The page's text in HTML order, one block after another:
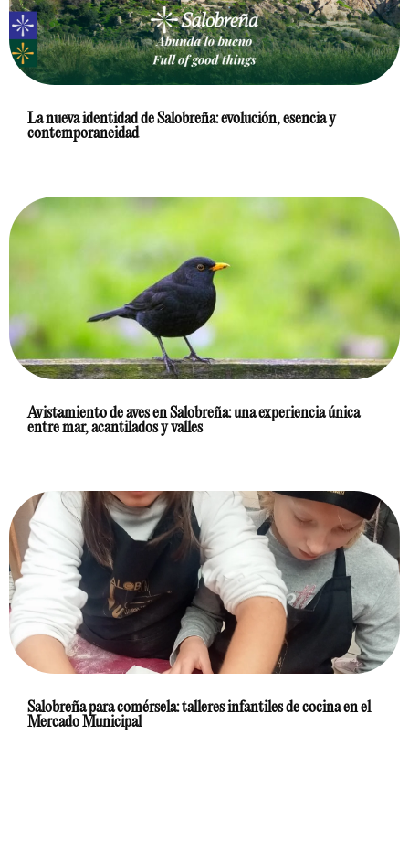
La nueva identidad de Salobreña: evolución, esencia y
contemporaneidad
Avistamiento de aves en Salobreña: una experiencia única
entre mar, acantilados y valles
Salobreña para comérsela: talleres infantiles de cocina en el
Mercado Municipal